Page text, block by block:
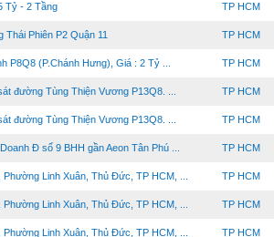
Tỷ - 2 Tầng TP HCM
Thái Phiên P2 Quận 11 TP HCM
P8Q8 (P.Chánh Hưng), Giá : 2 Tỷ ... TP HCM
đường Tùng Thiện Vương P13Q8. ... TP HCM
đường Tùng Thiện Vương P13Q8. ... TP HCM
Đ số 9 BHH gần Aeon Tân Phú ... TP HCM
Linh Xuân, Thủ Đức, TP HCM, ... TP HCM
Linh Xuân, Thủ Đức, TP HCM, ... TP HCM
Linh Xuân, Thủ Đức, TP HCM, ... TP HCM